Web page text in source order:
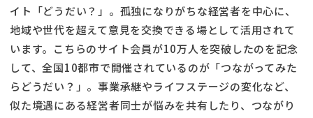
イト「どうだい？」。孤独になりがちな経営者を中⼼に、
地域や世代を超えて意⾒を交換できる場として活⽤されて
います。こちらのサイト会員が10万人を突破したのを記念
して、全国10都市で開催されているのが「つながってみた
らどうだい？」。事業承継やライフステージの変化など、
似た境遇にある経営者同⼠が悩みを共有したり、つながり